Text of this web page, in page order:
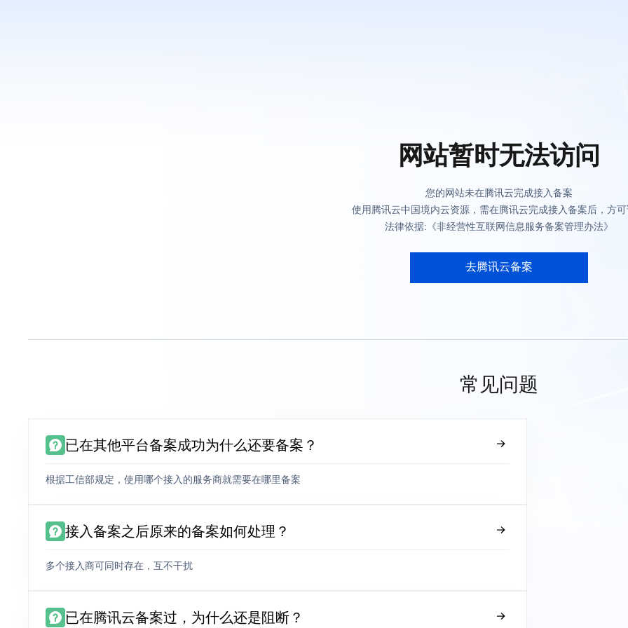
网站暂时无法访问
您的网站未在腾讯云完成接入备案
使用腾讯云中国境内云资源，需在腾讯云完成接入备案后，方
法律依据:《非经营性互联网信息服务备案管理办法》
去腾讯云备案
常见问题
已在其他平台备案成功为什么还要备案？
根据工信部规定，使用哪个接入的服务商就需要在哪里备案
接入备案之后原来的备案如何处理？
多个接入商可同时存在，互不干扰
已在腾讯云备案过，为什么还是阻断？